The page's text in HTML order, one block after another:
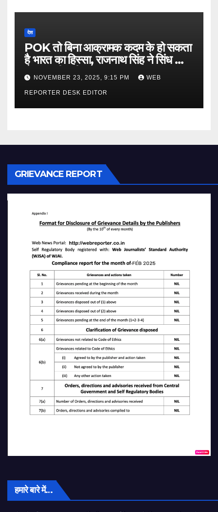
देश
POK तो बिना आक्रामक कदम के हो सकता
है भारत का हिस्सा, राजनाथ सिंह ने सिंध को
लेकर कही बड़ी बात…
NOVEMBER 23, 2025, 9:15 PM WEB
REPORTER DESK EDITOR
GRIEVANCE REPORT
हमारे बारे में…